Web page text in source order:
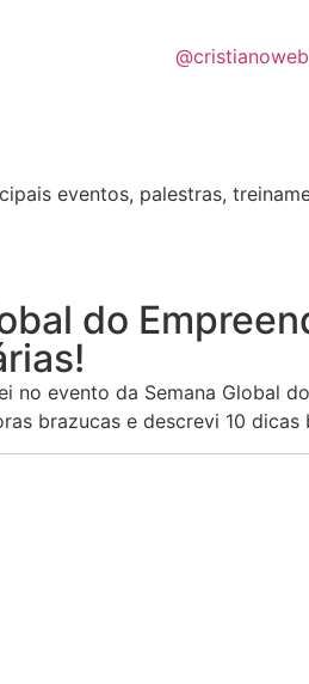
@cristianoweb
eventos, palestras,
do
no evento da Semana Global
brazucas e descrevi 10